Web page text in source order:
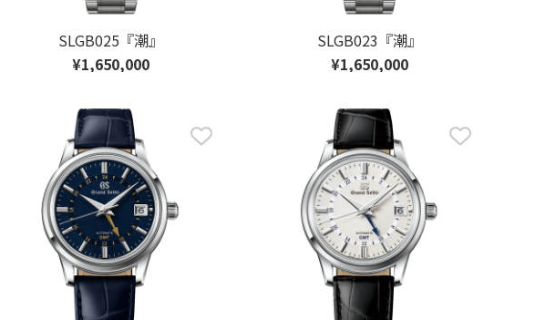
SLGB025『潮』
¥1,650,000
SLGB023『潮』
¥1,650,000